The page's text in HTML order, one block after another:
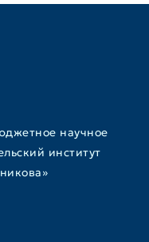
научное
институт